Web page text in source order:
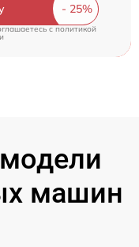
cполитикой
машин